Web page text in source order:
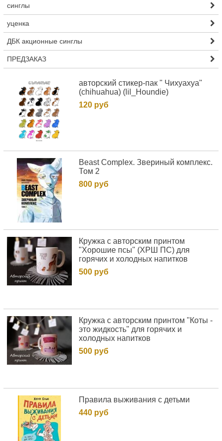
синглы
уценка
ДБК акционные синглы
ПРЕДЗАКАЗ
авторский стикер-пак " Чихуахуа"
(chihuahua) (lil_Houndie)
120 руб
Beast Complex. Звериный комплекс.
Том 2
800 руб
Кружка с авторским принтом
"Хорошие псы" (ХРШ ПС) для
горячих и холодных напитков
500 руб
Кружка с авторским принтом "Коты -
это жидкость" для горячих и
холодных напитков
500 руб
Правила выживания с детьми
440 руб